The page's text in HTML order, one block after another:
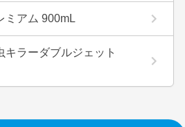
ミアム 900mL
キラーダブルジェット